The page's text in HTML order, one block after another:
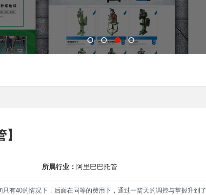
所属行业： 阿里巴巴托管
有40的情况下，后面在同等的费用下，通过一箭天的调控与掌握升到了